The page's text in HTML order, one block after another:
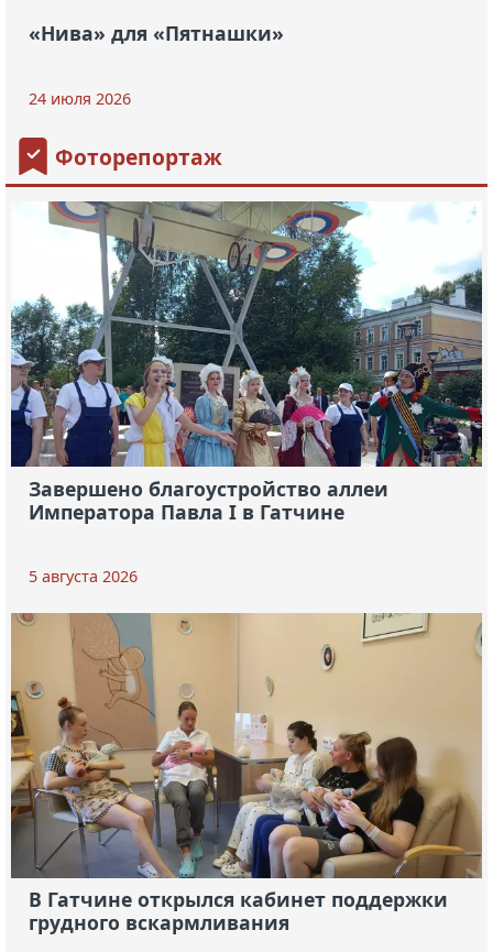
«Нива» для «Пятнашки»
24 июля 2026
Фоторепортаж
Завершено благоустройство аллеи
Императора Павла I в Гатчине
5 августа 2026
В Гатчине открылся кабинет поддержки
грудного вскармливания